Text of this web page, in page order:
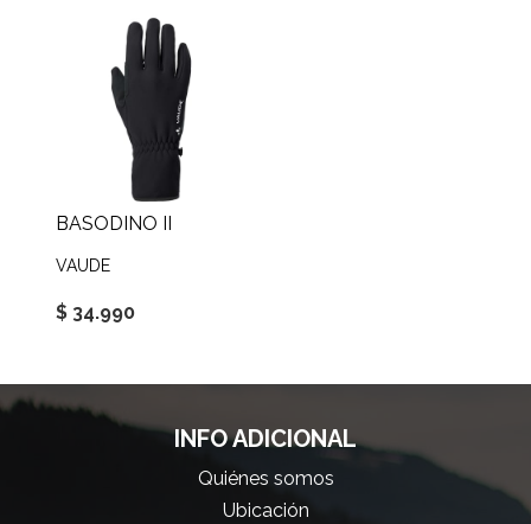
BASODINO II
VAUDE
$ 34.990
INFO ADICIONAL
Quiénes somos
Ubicación